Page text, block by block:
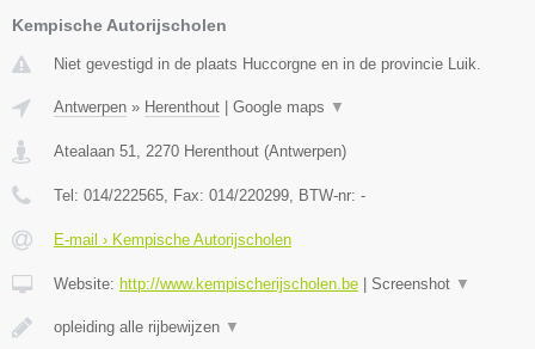
Kempische Autorijscholen
Niet gevestigd in de plaats Huccorgne en in de provincie Luik.
Antwerpen » Herenthout | Google maps ▼
Atealaan 51 2270 Herenthout (Antwerpen)
Tel: 014/222565 , Fax: 014/220299 , BTW-nr: -
E-mail › Kempische Autorijscholen
Website: http://www.kempischerijscholen.be | Screenshot ▼
opleiding alle rijbewijzen ▼